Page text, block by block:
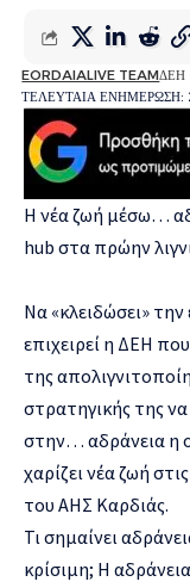
ΤΕΛΕΥΤΑΙΑ ΕΝΗΜΕΡΩΣΗ:
EORDAIALIVE TEAMΔΕΗ
Η νέα ζωή μέσω…
hub στα πρώην
Να «κλειδώσει»
επιχειρεί η ΔΕΗ
της
στρατηγικής της
στην… αδράνεια η
χαρίζει νέα ζωή
του ΑΗΣ Καρδιάς.
Τι σημαίνει
κρίσιμη; Η